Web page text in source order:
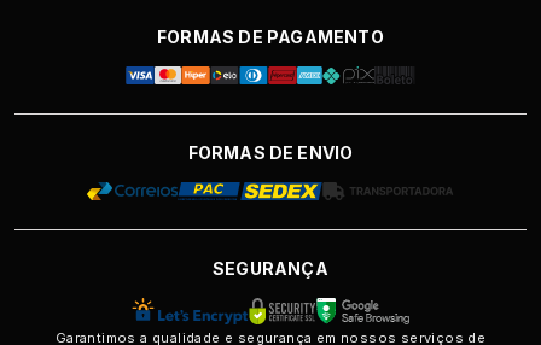
FORMAS DE PAGAMENTO
FORMAS DE ENVIO
SEGURANÇA
Garantimos a qualidade e segurança em nossos serviços de